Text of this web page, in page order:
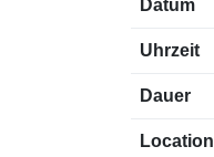
Datum
Uhrzeit
Dauer
Location